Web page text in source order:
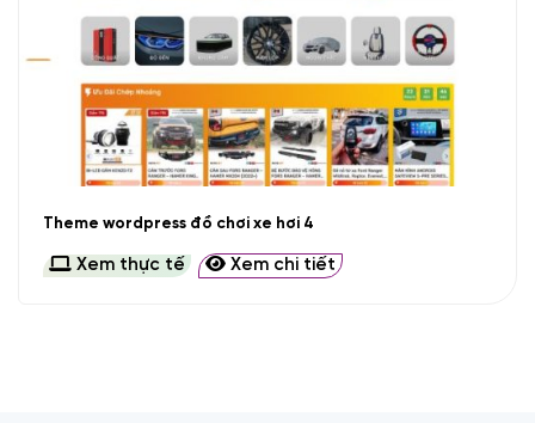
Theme wordpress đồ chơi xe hơi 4
Xem thực tế Xem chi tiết